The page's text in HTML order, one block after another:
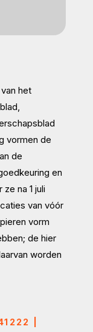
het
vormen de
de
en
na 1 juli
van vóór
vorm
de hier
worden
|